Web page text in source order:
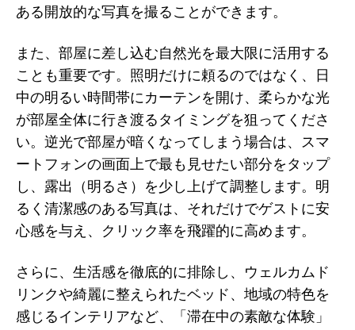
ある開放的な写真を撮ることができます。
また、部屋に差し込む自然光を最大限に活用する
ことも重要です。照明だけに頼るのではなく、日
中の明るい時間帯にカーテンを開け、柔らかな光
が部屋全体に行き渡るタイミングを狙ってくださ
い。逆光で部屋が暗くなってしまう場合は、スマ
ートフォンの画面上で最も見せたい部分をタップ
し、露出（明るさ）を少し上げて調整します。明
るく清潔感のある写真は、それだけでゲストに安
心感を与え、クリック率を飛躍的に高めます。
さらに、生活感を徹底的に排除し、ウェルカムド
リンクや綺麗に整えられたベッド、地域の特色を
感じるインテリアなど、「滞在中の素敵な体験」